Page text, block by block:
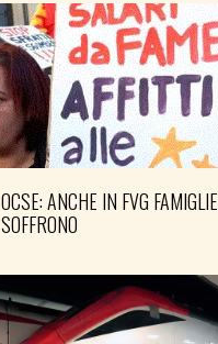
OCSE: ANCHE IN FVG FAMIGLIE
SOFFRONO